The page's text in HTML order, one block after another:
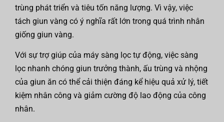
trùng phát triển và tiêu tốn năng lượng. Vì vậy, việc
tách giun vàng có ý nghĩa rất lớn trong quá trình nhân
giống giun vàng.
Với sự trợ giúp của máy sàng lọc tự động, việc sàng
lọc nhanh chóng giun trưởng thành, ấu trùng và nhộng
của giun ăn có thể cải thiện đáng kể hiệu quả xử lý, tiết
kiệm nhân công và giảm cường độ lao động của công
nhân.